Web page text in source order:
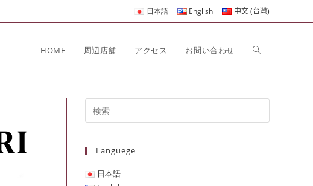
日本語 English 中文 (台灣)
HOME 周辺店舗 アクセス お問い合わせ
Languege
日本語